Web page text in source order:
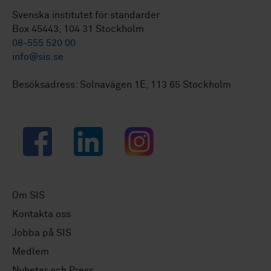
Svenska institutet för standarder
Box 45443, 104 31 Stockholm
08-555 520 00
info@sis.se
Besöksadress: Solnavägen 1E, 113 65 Stockholm
Facebook LinkedIn Instagram
Om SIS
Kontakta oss
Jobba på SIS
Medlem